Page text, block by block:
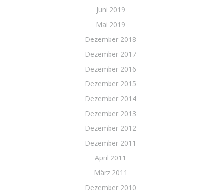
Juni 2019
Mai 2019
Dezember 2018
Dezember 2017
Dezember 2016
Dezember 2015
Dezember 2014
Dezember 2013
Dezember 2012
Dezember 2011
April 2011
März 2011
Dezember 2010